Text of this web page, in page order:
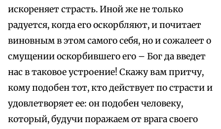
искореняет страсть. Иной же не только
радуется, когда его оскорбляют, и почитает
виновным в этом самого себя, но и сожалеет о
смущении оскорбившего его – Бог да введет
нас в таковое устроение! Скажу вам притчу,
кому подобен тот, кто действует по страсти и
удовлетворяет ее: он подобен человеку,
который, будучи поражаем от врага своего